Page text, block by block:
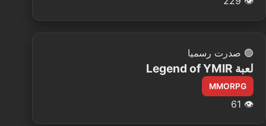
🟢 صدرت رسميا
لعبة Legend of YMIR
MMORPG
👁️
61